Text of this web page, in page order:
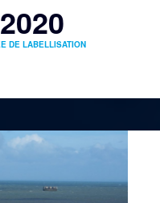
2020
DE LABELLISATION